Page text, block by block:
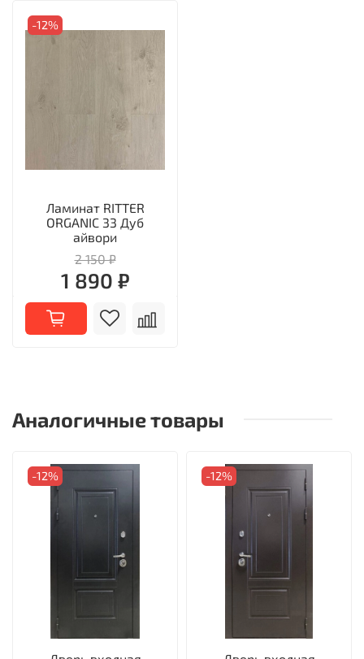
-12%
Ламинат RITTER
ORGANIC 33 Дуб
айвори
2 150 ₽
1 890 ₽
Аналогичные товары
-12% -12%